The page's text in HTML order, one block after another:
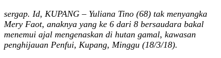
sergap. Id, KUPANG – Yuliana Tino (68) tak menyangka
Mery Faot, anaknya yang ke 6 dari 8 bersaudara bakal
menemui ajal mengenaskan di hutan gamal, kawasan
penghijauan Penfui, Kupang, Minggu (18/3/18).